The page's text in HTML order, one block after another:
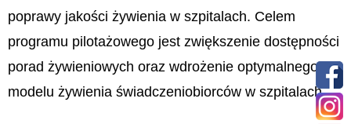
poprawy jakości żywienia w szpitalach. Celem
programu pilotażowego jest zwiększenie dostępności
porad żywieniowych oraz wdrożenie optymalnego
modelu żywienia świadczeniobiorców w szpitalach.